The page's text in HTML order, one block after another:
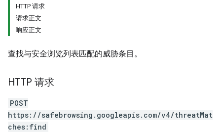
HTTP 请求
请求正文
响应正文
查找与安全浏览列表匹配的威胁条目。
HTTP 请求
POST
https://safebrowsing.googleapis.com/v4/threatMat
ches:find